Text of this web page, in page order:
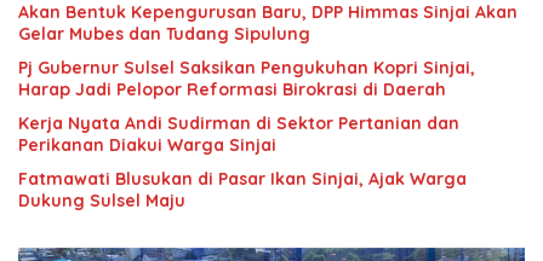
Akan Bentuk Kepengurusan Baru, DPP Himmas Sinjai Akan
Gelar Mubes dan Tudang Sipulung
Pj Gubernur Sulsel Saksikan Pengukuhan Kopri Sinjai,
Harap Jadi Pelopor Reformasi Birokrasi di Daerah
Kerja Nyata Andi Sudirman di Sektor Pertanian dan
Perikanan Diakui Warga Sinjai
Fatmawati Blusukan di Pasar Ikan Sinjai, Ajak Warga
Dukung Sulsel Maju